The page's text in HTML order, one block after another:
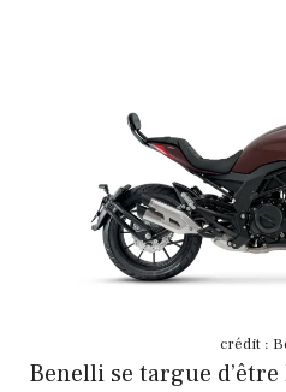
crédit :
Benelli se targue